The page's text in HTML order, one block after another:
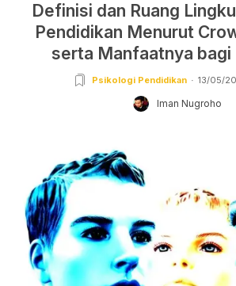
Definisi dan Ruang
Pendidikan Menurut
serta Manfaatnya bagi
Psikologi Pendidikan 13/05/
Iman Nugroho